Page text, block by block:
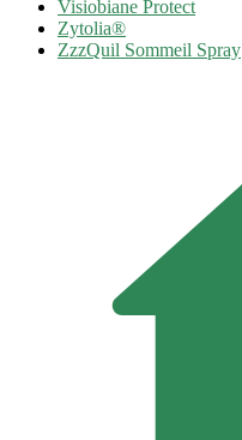
Visiobiane Protect
Zytolia®
ZzzQuil Sommeil Spray